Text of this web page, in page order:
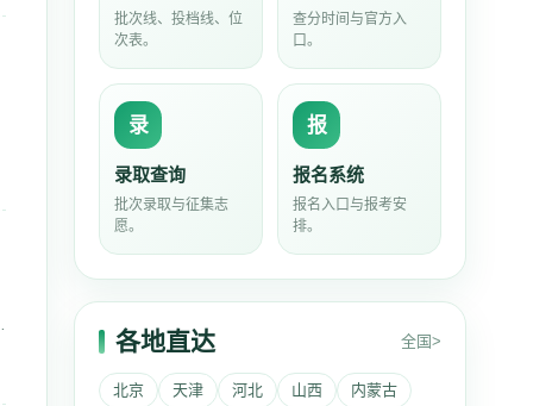
批次线、投档线、位
次表。
查分时间与官方入
口。
录
录取查询
批次录取与征集志
愿。
报
报名系统
报名入口与报考安
排。
各地直达 全国>
北京 天津 河北 山西
内蒙古